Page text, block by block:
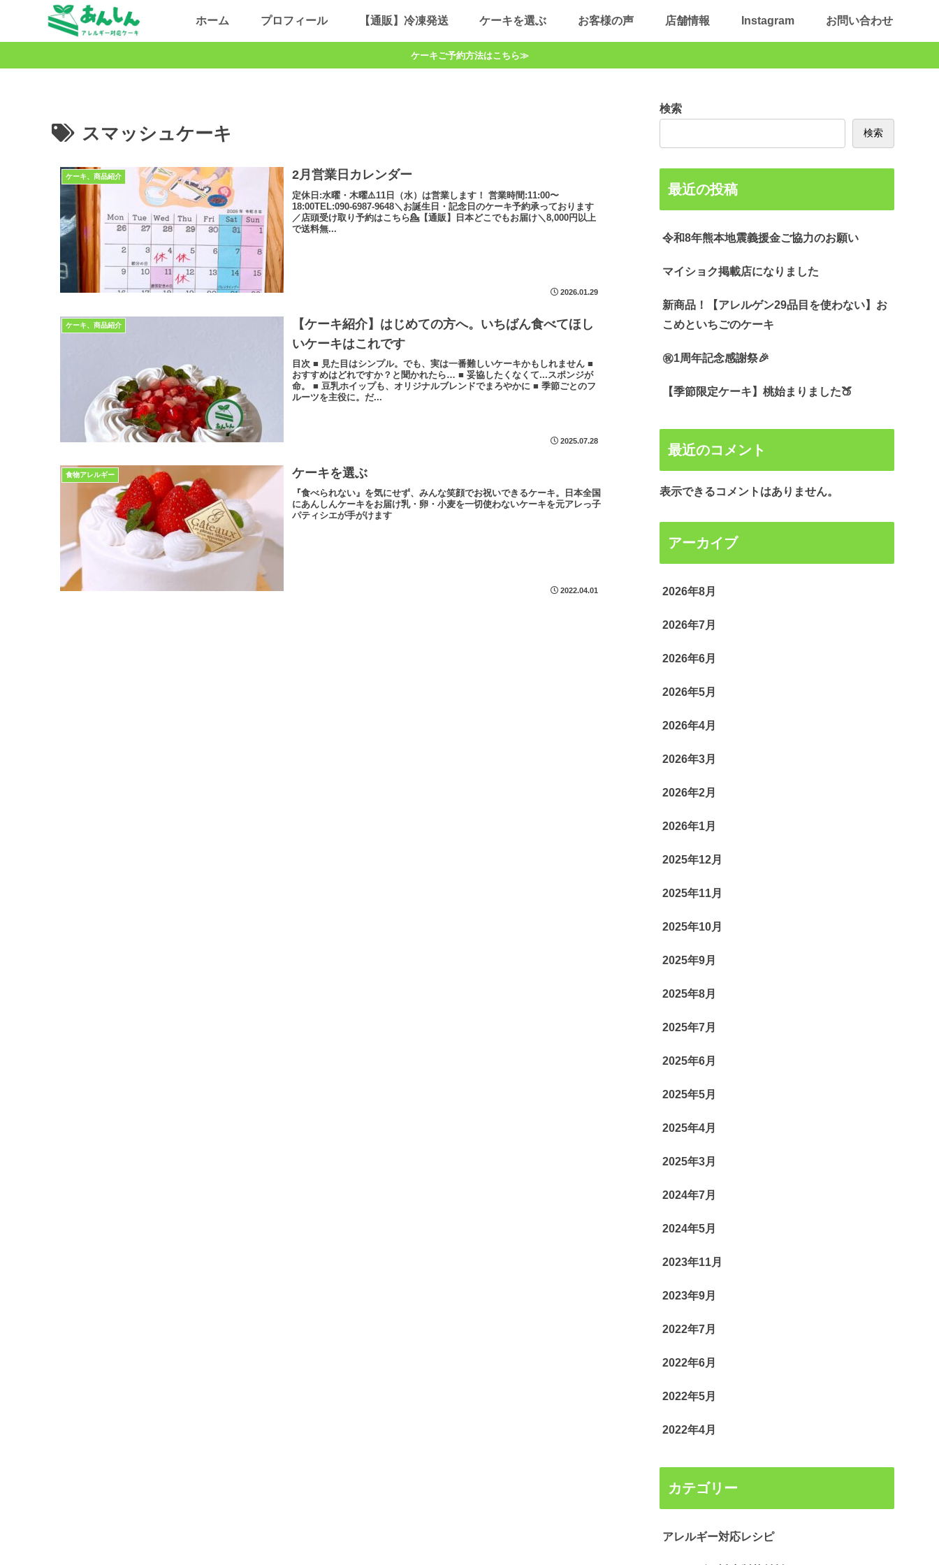
ホーム プロフィール 【通販】冷凍発送 ケーキを選ぶ お客様の声 店舗情報 Instagram お問い合わせ
ケーキご予約方法はこちら≫
スマッシュケーキ
ケーキ、商品紹介 2月営業日カレンダー
定休日:水曜・木曜⚠️11日（水）は営業します！ 営業時間:11:00〜
18:00TEL:090-6987-9648＼お誕生日・記念日のケーキ予約承っております
／店頭受け取り予約はこちら💁【通販】日本どこでもお届け＼8,000円以上
で送料無...
2026.01.29
ケーキ、商品紹介
【ケーキ紹介】はじめての方へ。いちばん食べてほし
いケーキはこれです
目次 ■ 見た目はシンプル。でも、実は一番難しいケーキかもしれません ■
おすすめはどれですか？と聞かれたら… ■ 妥協したくなくて...スポンジが
命。 ■ 豆乳ホイップも、オリジナルブレンドでまろやかに ■ 季節ごとのフ
ルーツを主役に。だ...
2025.07.28
食物アレルギー ケーキを選ぶ
『食べられない』を気にせず、みんな笑顔でお祝いできるケーキ。日本全国
にあんしんケーキをお届け乳・卵・小麦を一切使わないケーキを元アレっ子
パティシエが手がけます
2022.04.01
検索
検索
最近の投稿
令和8年熊本地震義援金ご協力のお願い
マイショク掲載店になりました
新商品！【アレルゲン29品目を使わない】お
こめといちごのケーキ
㊗️1周年記念感謝祭🎉
【季節限定ケーキ】桃始まりました🍑
最近のコメント
表示できるコメントはありません。
アーカイブ
2026年8月
2026年7月
2026年6月
2026年5月
2026年4月
2026年3月
2026年2月
2026年1月
2025年12月
2025年11月
2025年10月
2025年9月
2025年8月
2025年7月
2025年6月
2025年5月
2025年4月
2025年3月
2024年7月
2024年5月
2023年11月
2023年9月
2022年7月
2022年6月
2022年5月
2022年4月
カテゴリー
アレルギー対応レシピ